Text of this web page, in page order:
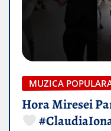
MUZICA
Hora Miresei